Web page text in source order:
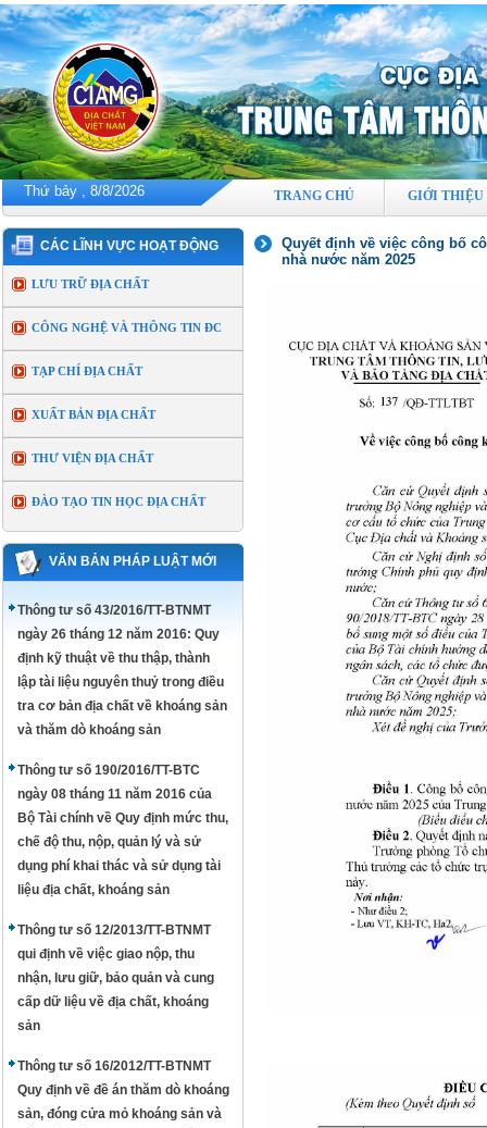
Thứ bảy , 8/8/2026 TRANG CHỦ GIỚI THIỆU
CÁC LĨNH VỰC HOẠT ĐỘNG
LƯU TRỮ ĐỊA CHẤT
CÔNG NGHỆ VÀ THÔNG TIN ĐC
TẠP CHÍ ĐỊA CHẤT
XUẤT BẢN ĐỊA CHẤT
THƯ VIỆN ĐỊA CHẤT
ĐÀO TẠO TIN HỌC ĐỊA CHẤT
VĂN BẢN PHÁP LUẬT MỚI
Thông tư số 43/2016/TT-BTNMT
ngày 26 tháng 12 năm 2016: Quy
định kỹ thuật về thu thập, thành
lập tài liệu nguyên thuỷ trong điều
tra cơ bản địa chất về khoáng sản
và thăm dò khoáng sản
Thông tư số 190/2016/TT-BTC
ngày 08 tháng 11 năm 2016 của
Bộ Tài chính về Quy định mức thu,
chế độ thu, nộp, quản lý và sử
dụng phí khai thác và sử dụng tài
liệu địa chất, khoáng sản
Thông tư số 12/2013/TT-BTNMT
qui định về việc giao nộp, thu
nhận, lưu giữ, bảo quản và cung
cấp dữ liệu về địa chất, khoáng
sản
Thông tư số 16/2012/TT-BTNMT
Quy định về đề án thăm dò khoáng
sản, đóng cửa mỏ khoáng sản và
Quyết định về việc công bố
nhà nước năm 2025